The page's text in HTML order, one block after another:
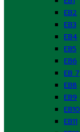
EB2
EB3
EB4
EB5
EB6
EB 7
EB8
EB9
EB10
EB11